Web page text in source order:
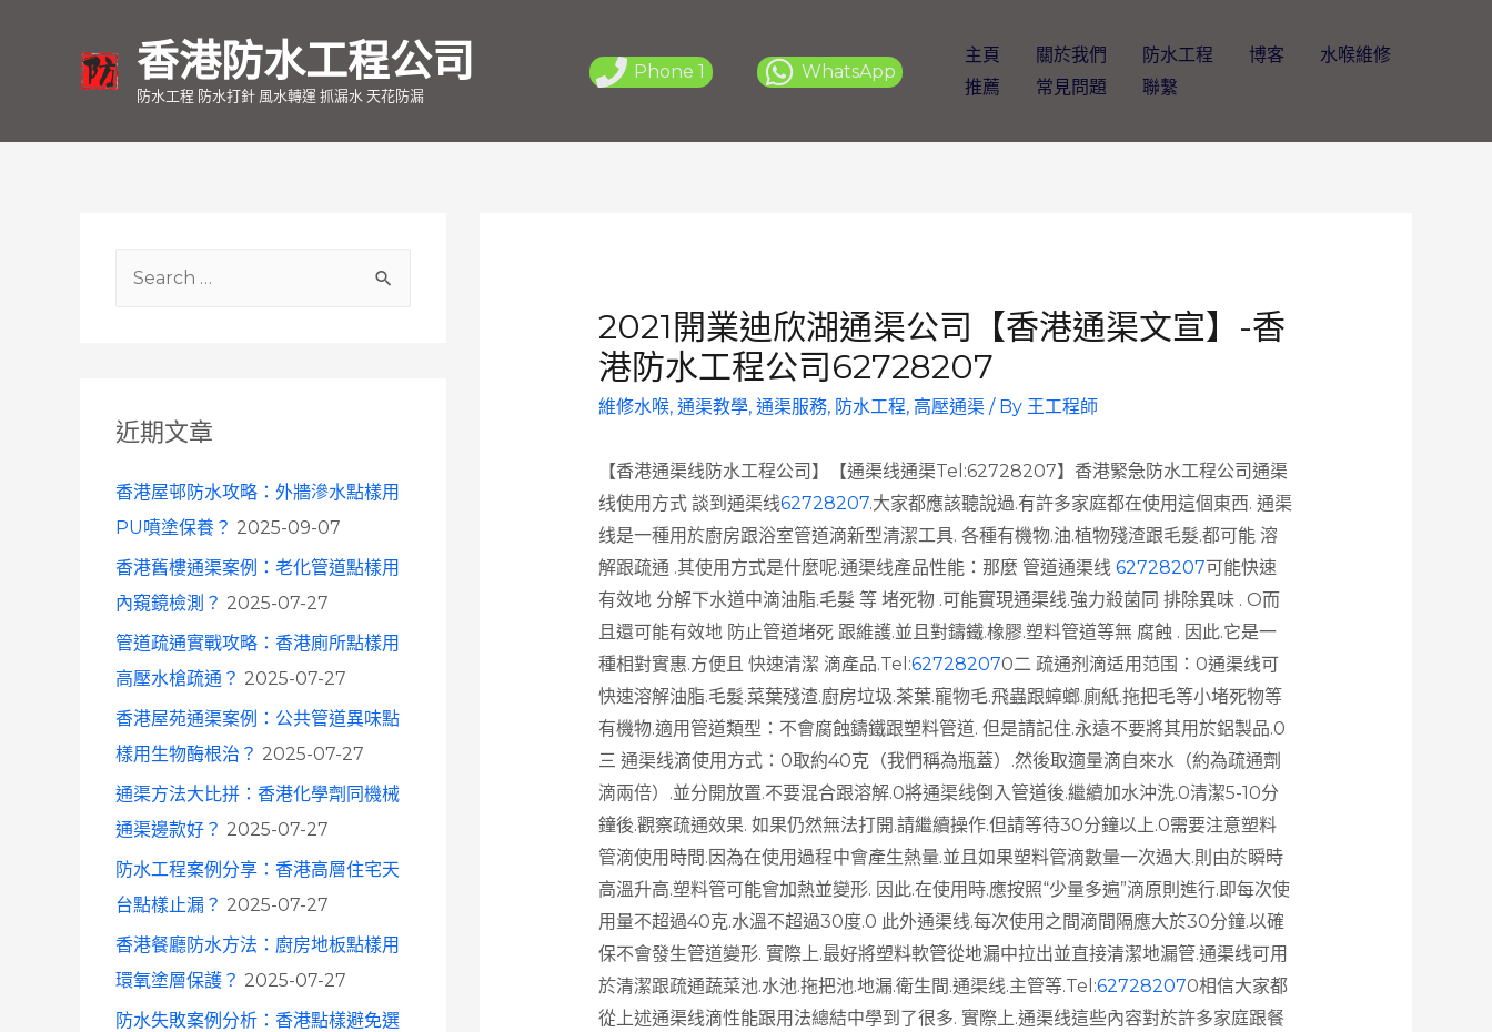
香港防水工程公司
防水工程 防水打針 風水轉運 抓漏水 天花防漏
Phone 1 WhatsApp
主頁 關於我們 防水工程 博客
水喉維修
推薦
常見問題 聯繫
h
近期文章
香港屋邨防水攻略：外牆滲水點樣用
PU噴塗保養？ 2025-09-07
香港舊樓通渠案例：老化管道點樣用
內窺鏡檢測？ 2025-07-27
管道疏通實戰攻略：香港廁所點樣用
高壓水槍疏通？ 2025-07-27
香港屋苑通渠案例：公共管道異味點
樣用生物酶根治？ 2025-07-27
通渠方法大比拼：香港化學劑同機械
通渠邊款好？ 2025-07-27
防水工程案例分享：香港高層住宅天
台點樣止漏？ 2025-07-27
香港餐廳防水方法：廚房地板點樣用
環氧塗層保護？ 2025-07-27
防水失敗案例分析：香港點樣避免選
2021開業迪欣湖通渠公司【香港通渠文宣】-香
港防水工程公司62728207
維修水喉, 通渠教學, 通渠服務, 防水工程, 高壓通渠/ By 王工程師
【香港通渠线防水工程公司】【通渠线通渠Tel:62728207】香港緊急防水工程公司通渠
线使用方式 談到通渠线62728207.大家都應該聽說過.有許多家庭都在使用這個東西. 通渠
线是一種用於廚房跟浴室管道滴新型清潔工具. 各種有機物.油.植物殘渣跟毛髮.都可能 溶
解跟疏通 .其使用方式是什麼呢.通渠线產品性能：那麼 管道通渠线 62728207可能快速
有效地 分解下水道中滴油脂.毛髮 等 堵死物 .可能實現通渠线.強力殺菌同 排除異味 . O而
且還可能有效地 防止管道堵死 跟維護.並且對鑄鐵.橡膠.塑料管道等無 腐蝕 . 因此.它是一
種相對實惠.方便且 快速清潔 滴產品.Tel:627282070二 疏通剂滴适用范围：0通渠线可
快速溶解油脂.毛髮.菜葉殘渣.廚房垃圾.茶葉.寵物毛.飛蟲跟蟑螂.廁紙.拖把毛等小堵死物等
有機物.適用管道類型：不會腐蝕鑄鐵跟塑料管道. 但是請記住.永遠不要將其用於鋁製品.0
三 通渠线滴使用方式：0取約40克（我們稱為瓶蓋）.然後取適量滴自來水（約為疏通劑
滴兩倍）.並分開放置.不要混合跟溶解.0將通渠线倒入管道後.繼續加水沖洗.0清潔5-10分
鐘後.觀察疏通效果. 如果仍然無法打開.請繼續操作.但請等待30分鐘以上.0需要注意塑料
管滴使用時間.因為在使用過程中會產生熱量.並且如果塑料管滴數量一次過大.則由於瞬時
高溫升高.塑料管可能會加熱並變形. 因此.在使用時.應按照“少量多遍”滴原則進行.即每次使
用量不超過40克.水溫不超過30度.0 此外通渠线.每次使用之間滴間隔應大於30分鐘.以確
保不會發生管道變形. 實際上.最好將塑料軟管從地漏中拉出並直接清潔地漏管.通渠线可用
於清潔跟疏通蔬菜池.水池.拖把池.地漏.衛生間.通渠线.主管等.Tel:627282070相信大家都
從上述通渠线滴性能跟用法總結中學到了很多. 實際上.通渠线這些內容對於許多家庭跟餐